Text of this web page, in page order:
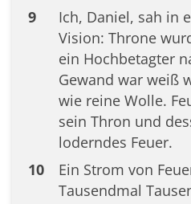
9
Ich, Daniel, sah in
Vision: Throne
ein Hochbetagter
Gewand war weiß
wie reine Wolle.
sein Thron und
loderndes Feuer.
10
Ein Strom von
Tausendmal